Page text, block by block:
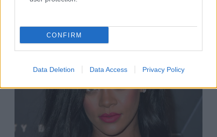
CONFIRM
Data Deletion Data Access Privacy Policy